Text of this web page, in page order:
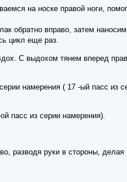
на носке правой ноги,
обратно вправо, затем
цикл еще раз.
С выдохом тянем вперед
намерения ( 17 -ый пасс из
пасс из серии намерения).
разводя руки в стороны,